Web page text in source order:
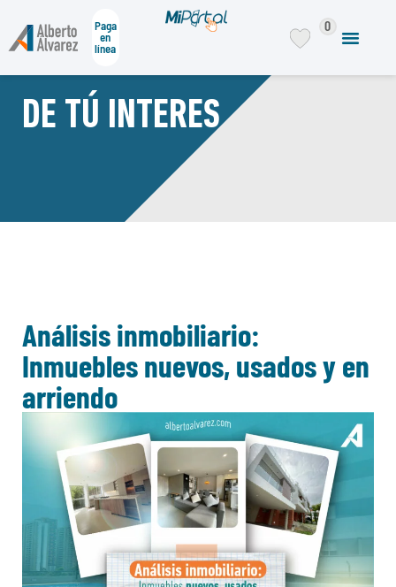
Paga
en
línea
0
DE TÚ INTERES
Análisis inmobiliario:
Inmuebles nuevos, usados y en
arriendo